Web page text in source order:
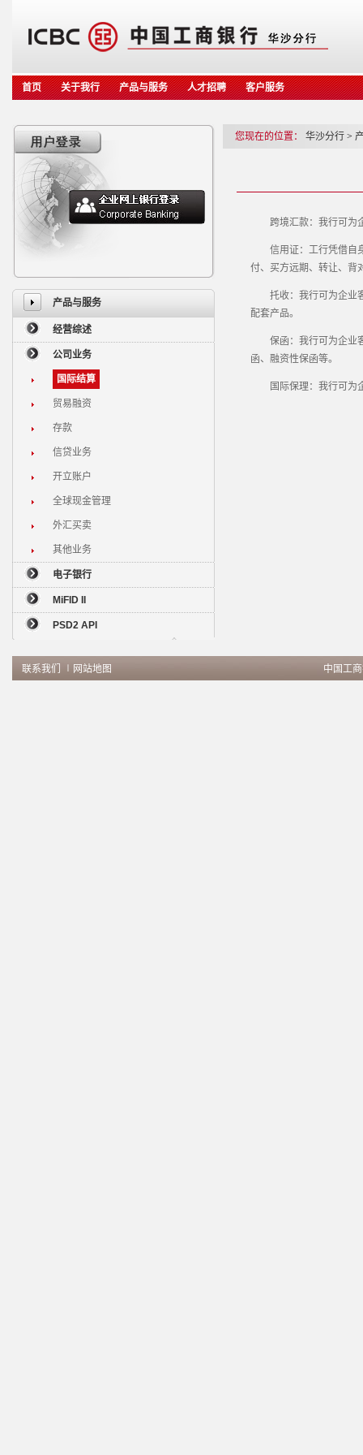
首页 关于我行 产品与服务 人才招聘 客户服务
产品与服务
经营综述
公司业务
国际结算
贸易融资
存款
信贷业务
开立账户
全球现金管理
外汇买卖
其他业务
电子银行
MiFID II
PSD2 API
您现在的位置： 华沙分行 >
跨境汇款：我行可为企
信用证：工行凭借自身
付、买方远期、转让、背
托收：我行可为企业客
配套产品。
保函：我行可为企业客
函、融资性保函等。
国际保理：我行可为企
联系我们 ∣ 网站地图 中国工